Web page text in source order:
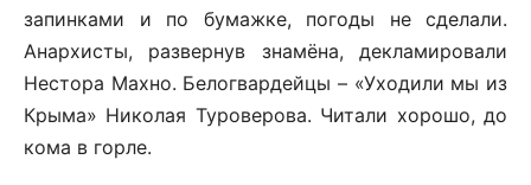
запинками и по бумажке, погоды не сделали.
Анархисты, развернув знамёна, декламировали
Нестора Махно. Белогвардейцы – «Уходили мы из
Крыма» Николая Туроверова. Читали хорошо, до
кома в горле.